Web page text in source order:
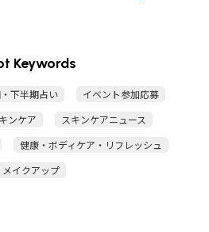
Keywords
下半期占い
イベント参加応募
ンケア
スキンケアニュース
健康・ボディケア・リフレッシュ
メイクアップ